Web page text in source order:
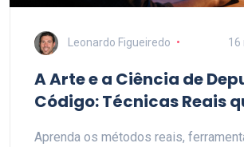
Leonardo Figueiredo 16
A Arte e a Ciência de
Código: Técnicas Reais
Aprenda os métodos reais,